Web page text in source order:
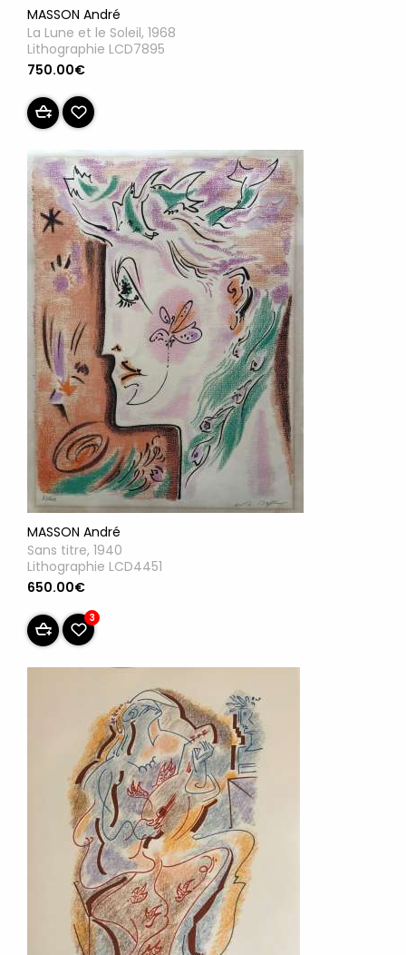
MASSON André
La Lune et le Soleil, 1968
Lithographie LCD7895
750.00€
MASSON André
Sans titre, 1940
Lithographie LCD4451
650.00€
3